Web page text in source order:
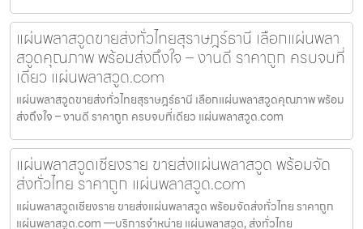
แผ่นพลาสวูดขายส่งทั่วไทยสุราษฎร์ธานี เลือกแผ่นพลา
สวูดคุณภาพ พร้อมส่งถึงใจ – งานดี ราคาถูก ครบจบที่
เดียว แผ่นพลาสวูด.com
แผ่นพลาสวูดขายส่งทั่วไทยสุราษฎร์ธานี เลือกแผ่นพลาสวูดคุณภาพ พร้อม
ส่งถึงใจ – งานดี ราคาถูก ครบจบที่เดียว แผ่นพลาสวูด.com
แผ่นพลาสวูดเชียงราย ขายส่งแผ่นพลาสวูด พร้อมจัด
ส่งทั่วไทย ราคาถูก แผ่นพลาสวูด.com
แผ่นพลาสวูดเชียงราย ขายส่งแผ่นพลาสวูด พร้อมจัดส่งทั่วไทย ราคาถูก
แผ่นพลาสวูด.com —บริการจำหน่าย แผ่นพลาสวูด, ส่งทั่วไทย